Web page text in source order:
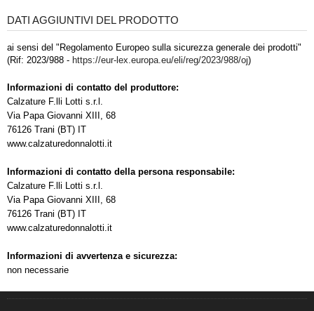
DATI AGGIUNTIVI DEL PRODOTTO
ai sensi del "Regolamento Europeo sulla sicurezza generale dei prodotti"
(Rif: 2023/988 - https://eur-lex.europa.eu/eli/reg/2023/988/oj)
Informazioni di contatto del produttore:
Calzature F.lli Lotti s.r.l.
Via Papa Giovanni XIII, 68
76126 Trani (BT) IT
www.calzaturedonnalotti.it
Informazioni di contatto della persona responsabile:
Calzature F.lli Lotti s.r.l.
Via Papa Giovanni XIII, 68
76126 Trani (BT) IT
www.calzaturedonnalotti.it
Informazioni di avvertenza e sicurezza:
non necessarie